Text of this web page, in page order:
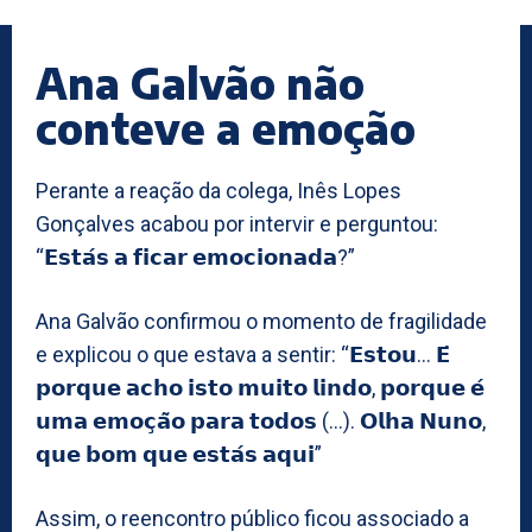
Ana Galvão não
conteve a emoção
Perante a reação da colega, Inês Lopes
Gonçalves acabou por intervir e perguntou:
“𝗘𝘀𝘁𝗮́𝘀 𝗮 𝗳𝗶𝗰𝗮𝗿 𝗲𝗺𝗼𝗰𝗶𝗼𝗻𝗮𝗱𝗮?”
Ana Galvão confirmou o momento de fragilidade
e explicou o que estava a sentir: “𝗘𝘀𝘁𝗼𝘂… 𝗘́
𝗽𝗼𝗿𝗾𝘂𝗲 𝗮𝗰𝗵𝗼 𝗶𝘀𝘁𝗼 𝗺𝘂𝗶𝘁𝗼 𝗹𝗶𝗻𝗱𝗼, 𝗽𝗼𝗿𝗾𝘂𝗲 𝗲́
𝘂𝗺𝗮 𝗲𝗺𝗼𝗰̧𝗮̃𝗼 𝗽𝗮𝗿𝗮 𝘁𝗼𝗱𝗼𝘀 (…). 𝗢𝗹𝗵𝗮 𝗡𝘂𝗻𝗼,
𝗾𝘂𝗲 𝗯𝗼𝗺 𝗾𝘂𝗲 𝗲𝘀𝘁𝗮́𝘀 𝗮𝗾𝘂𝗶”
Assim, o reencontro público ficou associado a